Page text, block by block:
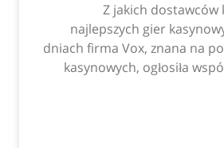
Z jakich dostawców
najlepszych gier
dniach firma Vox, znana na
kasynowych, ogłosiła